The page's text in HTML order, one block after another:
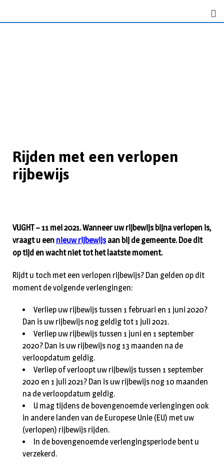
Rijden met een verlopen
rijbewijs
VUGHT – 11 mei 2021. Wanneer uw rijbewijs bijna verlopen is,
vraagt u een nieuw rijbewijsaan bij de gemeente. Doe dit
op tijd en wacht niet tot het laatste moment.
Rijdt u toch met een verlopen rijbewijs? Dan gelden op dit
moment de volgende verlengingen:
Verliep uw rijbewijs tussen 1 februari en 1 juni 2020?
Dan is uw rijbewijs nog geldig tot 1 juli 2021.
Verliep uw rijbewijs tussen 1 juni en 1 september
2020? Dan is uw rijbewijs nog 13 maanden na de
verloopdatum geldig.
Verliep of verloopt uw rijbewijs tussen 1 september
2020 en 1 juli 2021? Dan is uw rijbewijs nog 10 maanden
na de verloopdatum geldig.
U mag tijdens de bovengenoemde verlengingen ook
in andere landen van de Europese Unie (EU) met uw
(verlopen) rijbewijs rijden.
In de bovengenoemde verlengingsperiode bent u
verzekerd.